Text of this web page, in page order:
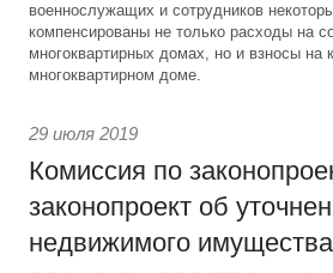
военнослужащих и сотрудников
компенсированы не только расходы на
многоквартирных домах, но и взносы
многоквартирном доме.
29 июля 2019
Комиссия по
законопроект об
недвижимого